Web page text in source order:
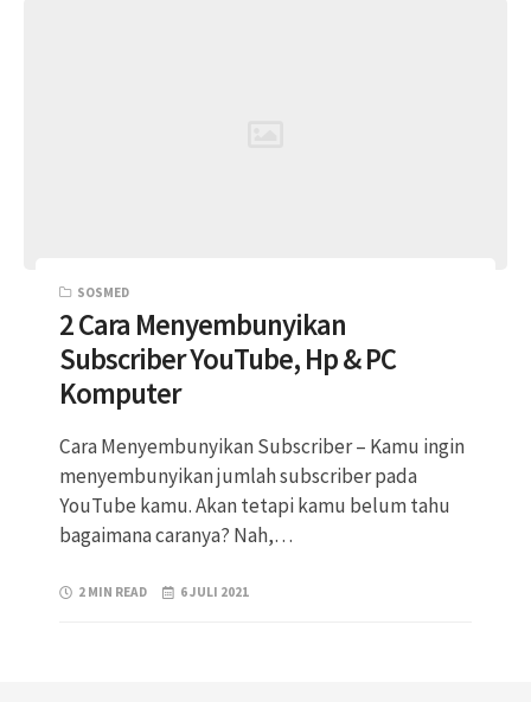
SOSMED
2 Cara Menyembunyikan
Subscriber YouTube, Hp & PC
Komputer
Cara Menyembunyikan Subscriber – Kamu ingin
menyembunyikan jumlah subscriber pada
YouTube kamu. Akan tetapi kamu belum tahu
bagaimana caranya? Nah,…
2 MIN READ 6 JULI 2021